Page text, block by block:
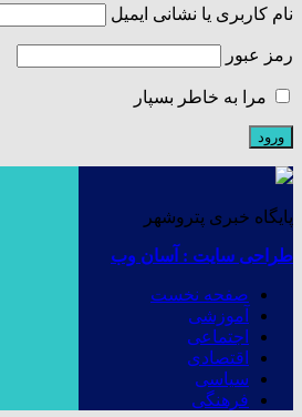
نام کاربری یا نشانی ایمیل
رمز عبور
مرا به خاطر بسپار
پایگاه خبری پتروشهر
طراحی سایت : آسان وب
صفحه نخست
آموزشی
اجتماعی
اقتصادی
سیاسی
فرهنگی